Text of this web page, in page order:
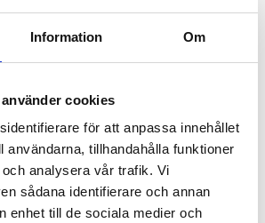
Information Om
cookies
för att anpassa innehållet
användarna, tillhandahålla funktioner
analysera vår trafik. Vi
sådana identifierare och annan
enhet till de sociala medier och
Lägg till i favoriter
INFO